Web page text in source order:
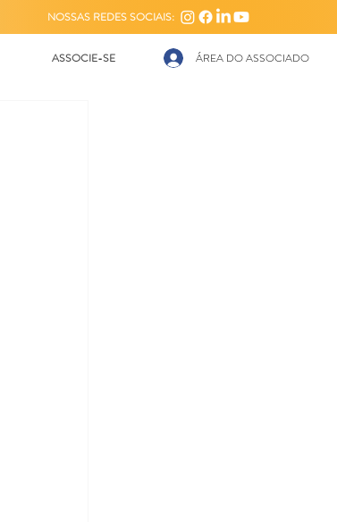
NOSSAS REDES SOCIAIS:
ASSOCIE-SE ÁREA DO ASSOCIADO